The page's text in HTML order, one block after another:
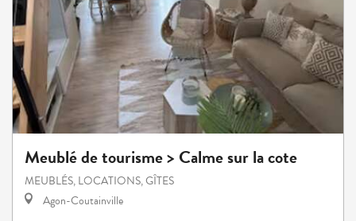
Meublé de tourisme > Calme sur la cote
MEUBLÉS, LOCATIONS, GÎTES
Agon-Coutainville